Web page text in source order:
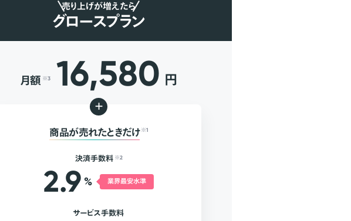
売り上げが増えたら
グロースプラン
月額 ※3 16,580 円
+
商品が売れたときだけ ※1
決済手数料 ※2
2.9 % 業界最安水準
サービス手数料